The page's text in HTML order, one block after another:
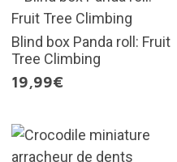
Blind box Panda roll: Fruit
Tree Climbing
19,99€